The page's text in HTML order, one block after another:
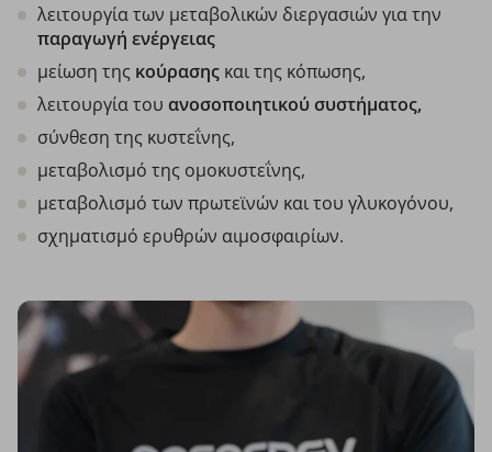
λειτουργία των μεταβολικών διεργασιών για την
παραγωγή ενέργειας
μείωση της κούρασης και της κόπωσης,
λειτουργία του ανοσοποιητικού συστήματος,
σύνθεση της κυστεΐνης,
μεταβολισμό της ομοκυστεΐνης,
μεταβολισμό των πρωτεϊνών και του γλυκογόνου,
σχηματισμό ερυθρών αιμοσφαιρίων.